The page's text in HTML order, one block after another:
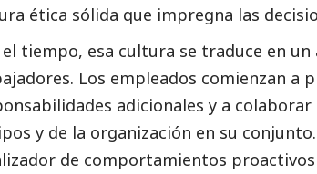
ética sólida que impregna las
el tiempo, esa cultura se traduce en
Los empleados comienzan a
adicionales y a
y de la organización en su
de comportamientos